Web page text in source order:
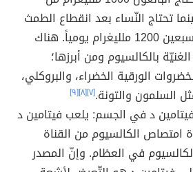
تحتاج النّساء بعد انقطاع الطمث
والرجال بعد سنّ السبعين 1200 ملليغرام يومياً. هناك
بالكالسيوم ومن أبرزها؛
الورقية الخضراء، والبروكلي،
السلمون والتونة.[٧] [٨] [٩]
فيتامين د في الجسم: يلعب فيتامين د
امتصاص الكالسيوم من القناة
في العظام. وإنّ المصدر